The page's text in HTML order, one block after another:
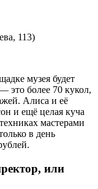
113)
музея будет
это более 70 кукол,
Алиса и её
и ещё целая куча
мастерами
в день
или